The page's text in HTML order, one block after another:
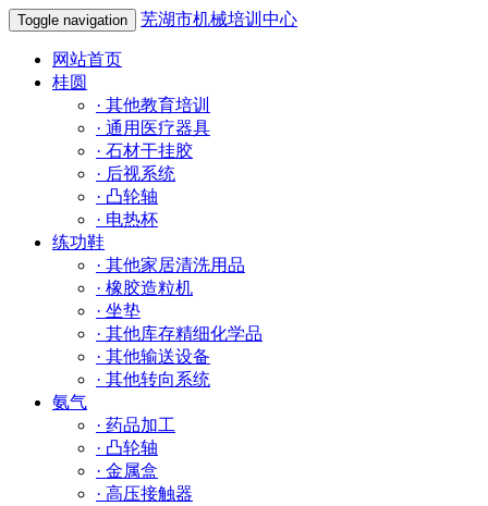
Toggle navigation 芜湖市机械培训中心
网站首页
桂圆
· 其他教育培训
· 通用医疗器具
· 石材干挂胶
· 后视系统
· 凸轮轴
· 电热杯
练功鞋
· 其他家居清洗用品
· 橡胶造粒机
· 坐垫
· 其他库存精细化学品
· 其他输送设备
· 其他转向系统
氨气
· 药品加工
· 凸轮轴
· 金属盒
· 高压接触器